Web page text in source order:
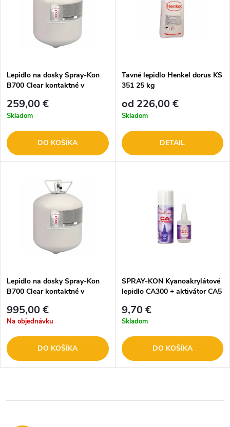
Lepidlo na dosky Spray-Kon
B700 Clear kontaktné v
259,00 €
Skladom
DO KOŠÍKA
Tavné lepidlo Henkel dorus KS
351 25 kg
od 226,00 €
Skladom
DETAIL
Lepidlo na dosky Spray-Kon
B700 Clear kontaktné v
995,00 €
Na objednávku
DO KOŠÍKA
SPRAY-KON Kyanoakrylátové
lepidlo CA300 + aktivátor CA5
9,70 €
Skladom
DO KOŠÍKA